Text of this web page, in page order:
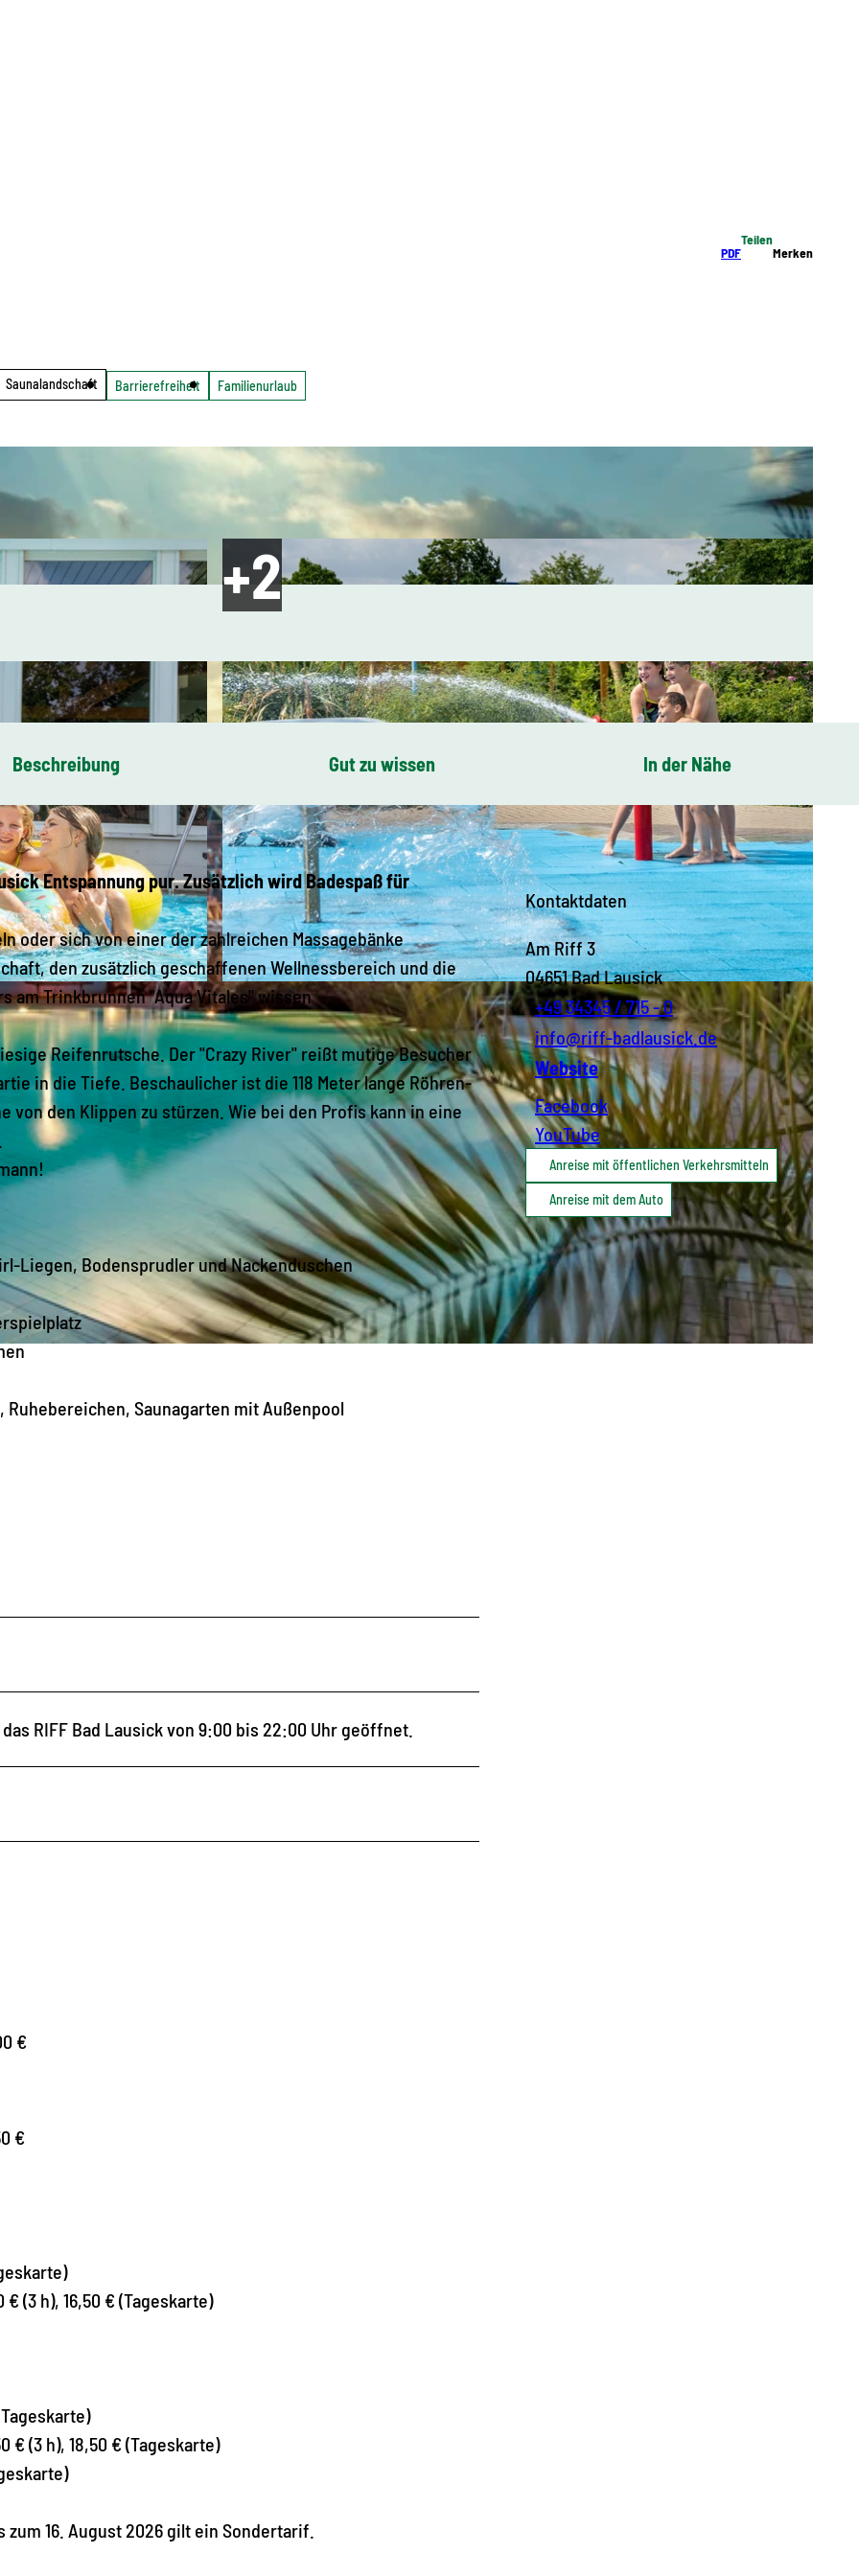
PDF
Teilen
Merken
Saunalandschaft Barrierefreiheit Familienurlaub
© Jens Barkschat | KI-optimiert
Beschreibung Gut zu wissen In der Nähe
Entspannung pur. Zusätzlich wird Badespaß für
oder sich von einer der zahlreichen Massagebänke
den zusätzlich geschaffenen Wellnessbereich und die
am Trinkbrunnen "Aqua Vitales" wissen
Reifenrutsche. Der "Crazy River" reißt mutige Besucher
in die Tiefe. Beschaulicher ist die 118 Meter lange Röhren-
von den Klippen zu stürzen. Wie bei den Profis kann in eine
Liegen, Bodensprudler und Nackenduschen
Saunagarten mit Außenpool
RIFF Bad Lausick von 9:00 bis 22:00 Uhr geöffnet.
€
€
(3 h), 16,50 € (Tageskarte)
€ (3 h), 18,50 € (Tageskarte)
16. August 2026 gilt ein Sondertarif.
Kontaktdaten
Am Riff 3
04651Bad Lausick
+49 34345 / 715 - 0
info@riff-badlausick.de
Website
Facebook
YouTube
Anreise mit öffentlichen Verkehrsmitteln
Anreise mit dem Auto